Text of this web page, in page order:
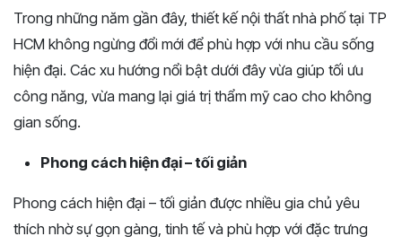
Trong những năm gần đây, thiết kế nội thất nhà phố tại TP
HCM không ngừng đổi mới để phù hợp với nhu cầu sống
hiện đại. Các xu hướng nổi bật dưới đây vừa giúp tối ưu
công năng, vừa mang lại giá trị thẩm mỹ cao cho không
gian sống.
Phong cách hiện đại – tối giản
Phong cách hiện đại – tối giản được nhiều gia chủ yêu
thích nhờ sự gọn gàng, tinh tế và phù hợp với đặc trưng